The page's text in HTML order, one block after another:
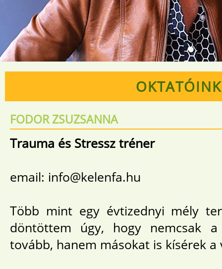
OKTATÓINK
FODOR ZSUZSANNA
Trauma és Stressz tréner
email: info@kelenfa.hu
Több mint egy évtizednyi mély
döntöttem úgy, hogy nemcsak
tovább, hanem másokat is kísérek a